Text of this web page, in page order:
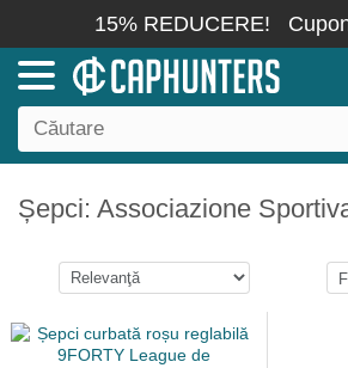
15% REDUCERE!
Șepci: Associazione